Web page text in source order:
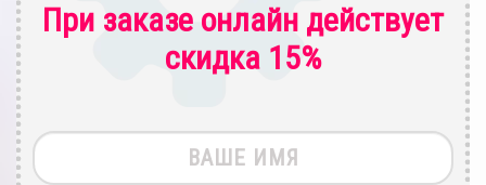
При заказе онлайн действует
скидка 15%